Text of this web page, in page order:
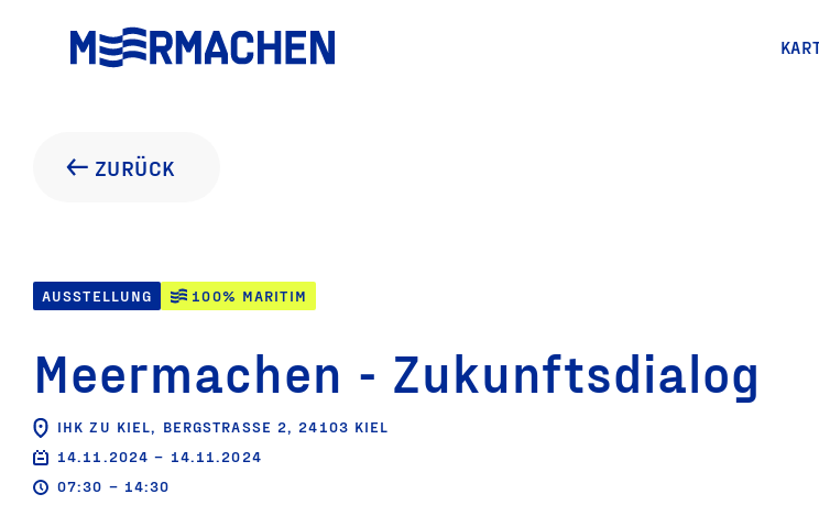
ZURÜCK
AUSSTELLUNG 100% MARITIM
Meermachen - Zukunftsdialog
IHK ZU KIEL, BERGSTRASSE 2, 24103 KIEL
14.11.2024 – 14.11.2024
07:30 – 14:30